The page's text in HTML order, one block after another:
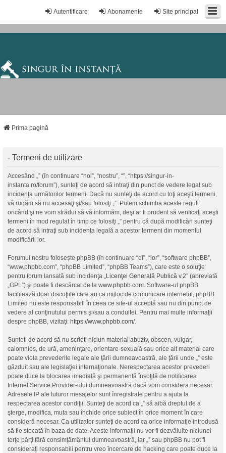
Site principal
Abonamente
Autentificare
Prima pagină
- Termeni de utilizare
Accesând „” (în continuare “noi”, “nostru”, “”, “https://singur-in-
instanta.ro/forum”), sunteţi de acord să intraţi din punct de vedere legal sub
incidenţa următorilor termeni. Dacă nu sunteţi de acord cu toţi aceşti termeni,
vă rugăm să nu accesaţi şi/sau folosiţi „”. Putem schimba aceste reguli
oricând şi ne vom strădui să vă informăm, deşi ar fi prudent să verificaţi aceşti
termeni în mod regulat în timp ce folosiţi „” pentru că după modificări sunteţi
de acord să intraţi sub incidenţa legală a acestor termeni din momentul
modificării lor.
Forumul nostru foloseşte phpBB (în continuare “ei”, “lor”, “software phpBB”,
“www.phpbb.com”, “phpBB Limited”, “phpBB Teams”), care este o soluţie
pentru forum lansată sub incidenţa „Licenţei Generală Publică v.2” (abreviată
„GPL”) şi poate fi descărcat de la www.phpbb.com. Software-ul phpBB
facilitează doar discuţiile care au ca mijloc de comunicare internetul, phpBB
Limited nu este responsabill în ceea ce site-ul acceptă sau nu din punct de
vedere al conţinutului permis şi/sau a conduitei. Pentru mai multe informaţii
despre phpBB, vizitaţi: https://www.phpbb.com/.
Sunteţi de acord să nu scrieţi niciun material abuziv, obscen, vulgar,
calomnios, de ură, ameninţare, orientare-sexuală sau orice alt material care
poate viola prevederile legale ale ţării dumneavoastră, ale ţării unde „” este
găzduit sau ale legislaţiei internaţionale. Nerespectarea acestor prevederi
poate duce la blocarea imediată şi permanentă însoţită de notificarea
Internet Service Provider-ului dumneavoastră dacă vom considera necesar.
Adresele IP ale tuturor mesajelor sunt înregistrate pentru a ajuta la
respectarea acestor condiţii. Sunteţi de acord ca „” să aibă dreptul de a
şterge, modifica, muta sau închide orice subiect în orice moment în care
consideră necesar. Ca utilizator sunteţi de acord ca orice informaţie introdusă
să fie stocată în baza de date. Aceste informaţii nu vor fi dezvăluite niciunei
terţe părţi fără consimţământul dumneavoastră, iar „” sau phpBB nu pot fi
consideraţi responsabili pentru vreo încercare de hacking care poate duce la